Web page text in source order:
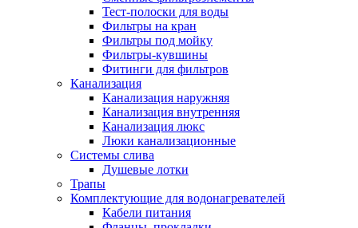
Оплата и доставка
Сервис-центр
Адреса Сервис-центров
Обмен и возврат товара
Вакансии
Тест-полоски для воды
Фильтры на кран
Фильтры под мойку
Фильтры-кувшины
Фитинги для фильтров
Канализация
Канализация наружняя
Канализация внутренняя
Канализация люкс
Люки канализационные
Системы слива
Душевые лотки
Трапы
Комплектующие для водонагревателей
Кабели питания